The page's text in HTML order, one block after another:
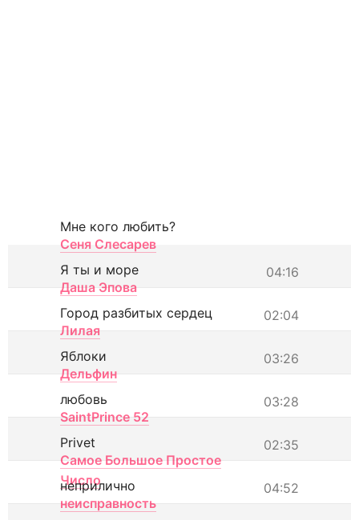
Мне кого любить?
Сеня Слесарев
04:16
Я ты и море
Даша Эпова
02:04
Город разбитых сердец
Лилая
03:26
Яблоки
Дельфин
03:28
любовь
SaintPrince 52
02:35
Privet
Самое Большое Простое
Число
04:52
неприлично
неисправность